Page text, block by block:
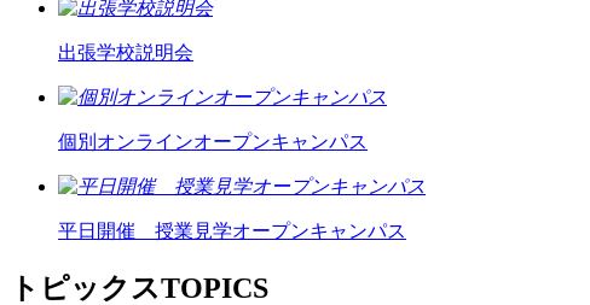
出張学校説明会
個別オンラインオープンキャンパス
平日開催 授業見学オープンキャンパス
トピックスTOPICS